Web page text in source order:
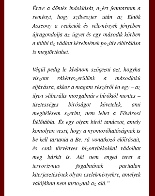
Értve a döntés indoklását, azért fenntartom a
reményt, hogy szilveszter után az Elnök
Asszony a reakciók és vélemények fényében
újragondolja az ügyet és egy második körben
a többi tíz vádlott kérelmének pozitív elbírálása
is megtörténhet.
Végül pedig le kívánom szögezni azt, hogyha
viszont rákényszerülünk a másodfokú
eljárásra, akkor a magam részéről én egy – az
ilyen »liberális mozgalmár« bíróktól mentes –
tisztességes bíróságot követelek, ami
megítélésem szerint, nem lehet a Fővárosi
Ítélőtábla. És egy olyan bírói tanácsot, amely
komolyan veszi, hogy a nyomozóhatóságnak is
be kell tartania a Be. rá vonatkozó előírásait,
és csak törvényes bizonyítékokkal vádolhat
meg bárkit is. Aki nem enged teret a
terrorizmus fogalmának parttalan
kiterjesztésének olyan cselekményekre, amelyek
valójában nem tartoznak az alá.”